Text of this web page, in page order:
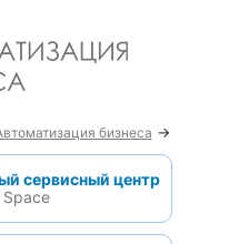
бизнеса →
сервисный центр